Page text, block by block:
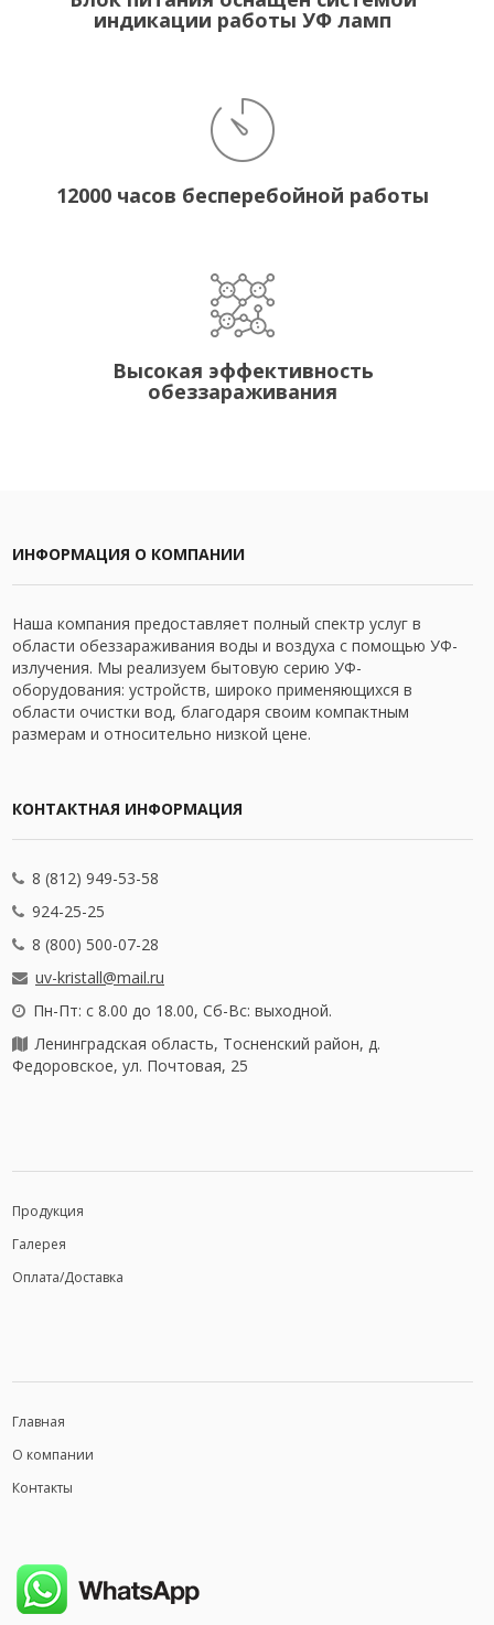
индикации работы УФ ламп
12000 часов бесперебойной работы
Высокая эффективность
обеззараживания
ИНФОРМАЦИЯ О КОМПАНИИ
Наша компания предоставляет полный спектр услуг в
области обеззараживания воды и воздуха с помощью УФ-
излучения. Мы реализуем бытовую серию УФ-
оборудования: устройств, широко применяющихся в
области очистки вод, благодаря своим компактным
размерам и относительно низкой цене.
КОНТАКТНАЯ ИНФОРМАЦИЯ
8 (812) 949-53-58
924-25-25
8 (800) 500-07-28
uv-kristall@mail.ru
Пн-Пт: с 8.00 до 18.00, Сб-Вс: выходной.
Ленинградская область, Тосненский район, д.
Федоровское, ул. Почтовая, 25
Продукция
Галерея
Оплата/Доставка
Главная
О компании
Контакты